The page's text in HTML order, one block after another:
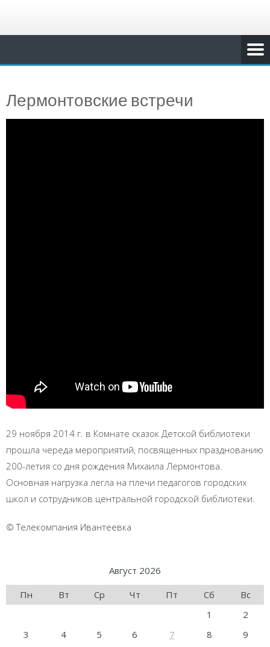
Лермонтовские встречи
29 ноября 2014 г. в Комнате сказок Детской библиотеки
прошла череда мероприятий, посвященных празднованию
200-летия со дня рождения Михаила Лермонтова.
Основная нагрузка легла на плечи педагогов городских
школ и сотрудников центральной городской библиотеки.
©Телекомпания Ивантеевка
Август 2026
Пн
Вт Ср Чт Пт Сб
Вс
1
2
3
4 5 6 7 8
9